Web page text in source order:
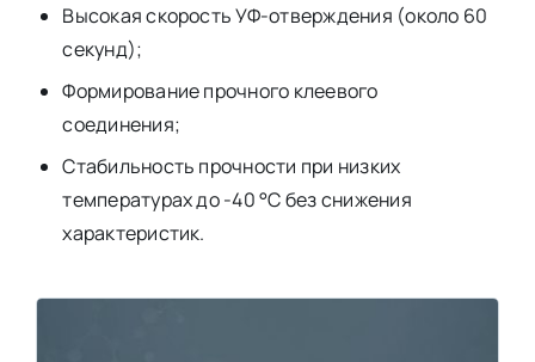
Высокая скорость УФ-отверждения (около 60
секунд);
Формирование прочного клеевого
соединения;
Стабильность прочности при низких
температурах до -40 °C без снижения
характеристик.